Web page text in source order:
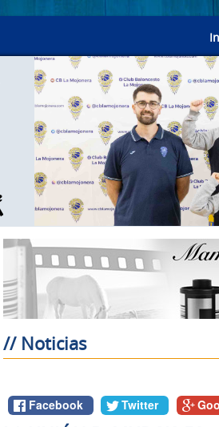
// Noticias
Facebook Twitter